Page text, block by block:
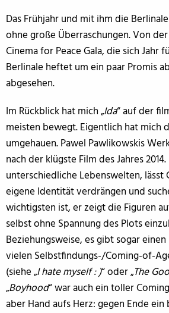
Das Frühjahr und mit ihm die
ohne große Überraschungen. Von
Cinema for Peace Gala, die sich Jahr
Berlinale heftet um ein paar Promis
abgesehen.
Im Rückblick hat mich „Ida“ auf der
meisten bewegt. Eigentlich hat mich
umgehauen. Pawel Pawlikowskis
nach der klügste Film des Jahres
unterschiedliche Lebenswelten, lässt
eigene Identität verdrängen und
wichtigsten ist, er zeigt die Figuren
selbst ohne Spannung des Plots
Beziehungsweise, es gibt sogar
vielen Selbstfindungs-/Coming-of-
(siehe „I hate myself : )“ oder „The
„Boyhood“ war auch ein toller
aber Hand aufs Herz: gegen Ende